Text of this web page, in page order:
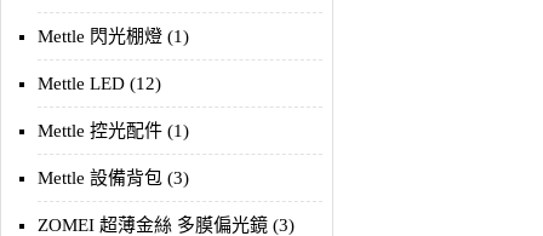
Mettle 閃光棚燈 (1)
Mettle LED (12)
Mettle 控光配件 (1)
Mettle 設備背包 (3)
ZOMEI 超薄金絲 多膜偏光鏡 (3)